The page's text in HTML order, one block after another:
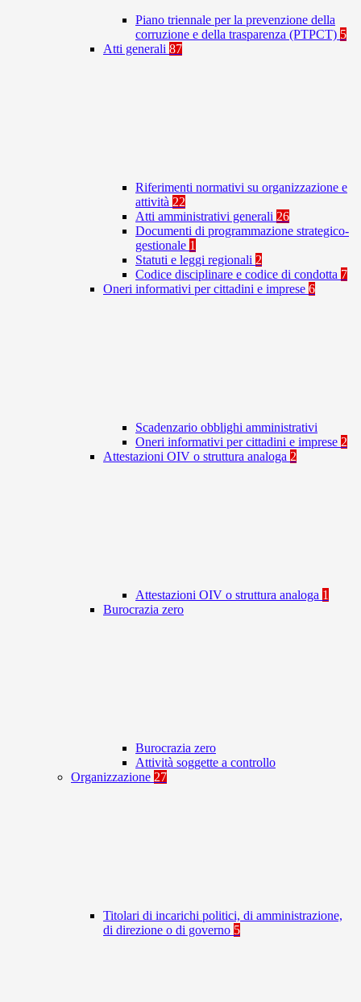
Piano triennale per la prevenzione della
corruzione e della trasparenza (PTPCT) 5
Atti generali 87
Riferimenti normativi su organizzazione e
attività 22
Atti amministrativi generali 26
Documenti di programmazione strategico-
gestionale 1
Statuti e leggi regionali 2
Codice disciplinare e codice di condotta 7
Oneri informativi per cittadini e imprese 6
Scadenzario obblighi amministrativi
Oneri informativi per cittadini e imprese 2
Attestazioni OIV o struttura analoga 2
Attestazioni OIV o struttura analoga 1
Burocrazia zero
Burocrazia zero
Attività soggette a controllo
Organizzazione 27
Titolari di incarichi politici, di amministrazione,
di direzione o di governo 5